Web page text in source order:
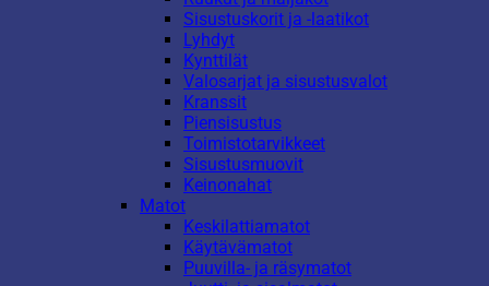
Sisustuskorit ja -laatikot
Lyhdyt
Kynttilät
Valosarjat ja sisustusvalot
Kranssit
Piensisustus
Toimistotarvikkeet
Sisustusmuovit
Keinonahat
Matot
Keskilattiamatot
Käytävämatot
Puuvilla- ja räsymatot